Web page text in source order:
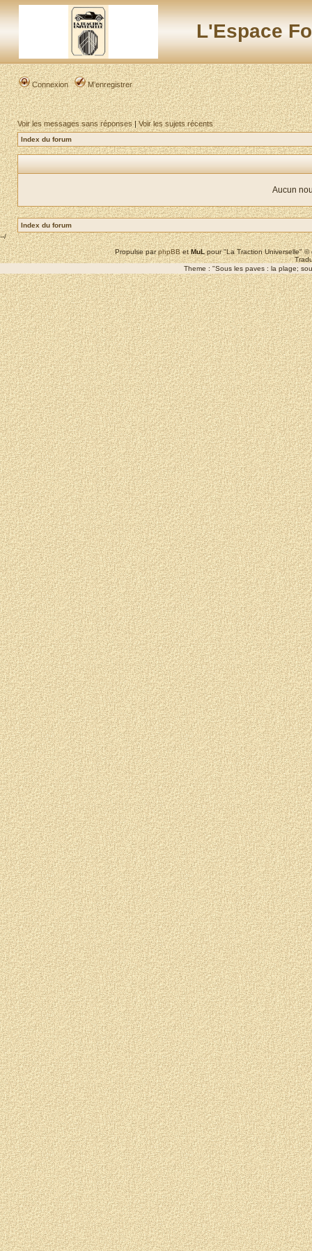
L'Espace
Connexion M’enregistrer
Voir les messages sans réponses|Voir les sujets récents
Index du forum
Aucun
Index du forum
--/
Propulse parphpBBetMuLpour "La Traction Universelle"
Theme : "Sous les paves : la plage;